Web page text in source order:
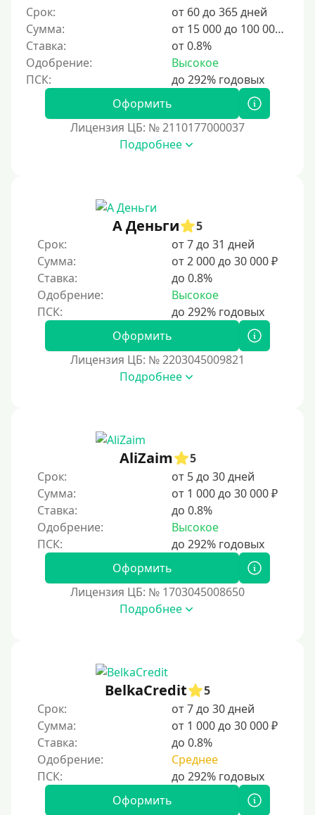
Срок:
от 60 до 365 дней
Сумма:
от 15 000 до 100 000 ₽
Ставка:
от 0.8%
Одобрение:
Высокое
Оформить
Лицензия ЦБ: № 2110177000037
Подробнее
А Деньги
5
Срок:
от 7 до 31 дней
Сумма:
от 2 000 до 30 000 ₽
Ставка:
до 0.8%
Одобрение:
Высокое
Оформить
Лицензия ЦБ: № 2203045009821
Подробнее
AliZaim
5
Срок:
от 5 до 30 дней
Сумма:
от 1 000 до 30 000 ₽
Ставка:
до 0.8%
Одобрение:
Высокое
Оформить
Лицензия ЦБ: № 1703045008650
Подробнее
BelkaCredit
5
Срок:
от 7 до 30 дней
Сумма:
от 1 000 до 30 000 ₽
Ставка:
до 0.8%
Одобрение:
Среднее
Оформить